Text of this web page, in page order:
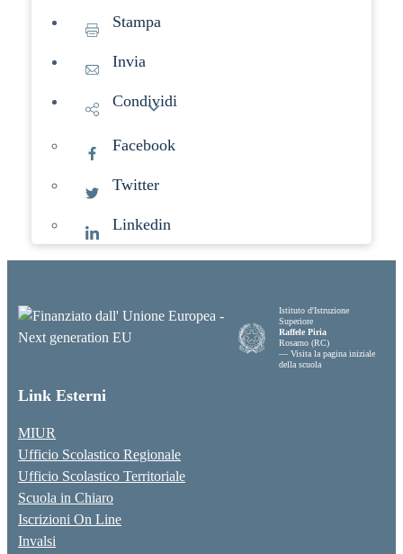
Stampa
Invia
Condividi
Facebook
Twitter
Linkedin
Istituto d'Istruzione
Superiore
Raffele Piria
Rosarno (RC)
— Visita la pagina iniziale
della scuola
Link Esterni
MIUR
Ufficio Scolastico Regionale
Ufficio Scolastico Territoriale
Scuola in Chiaro
Iscrizioni On Line
Invalsi